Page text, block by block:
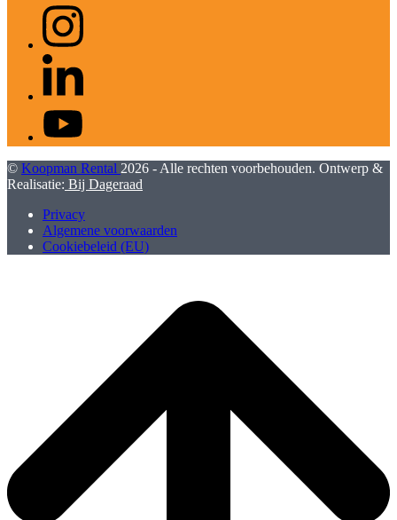
Instagram
© Koopman Rental 2026 - Alle rechten voorbehouden. Ontwerp &
Realisatie: Bij Dageraad
Privacy
Algemene voorwaarden
Cookiebeleid (EU)